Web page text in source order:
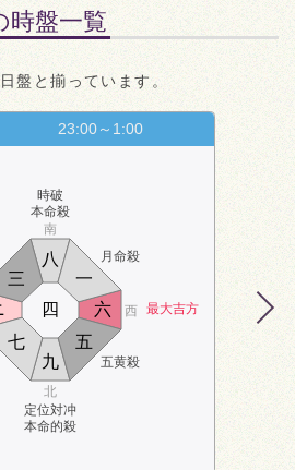
時盤一覧
盤と揃っています。
23:00～1:00
時破
本命殺
月命殺
最大吉方
定位対冲
本命的殺
五黄殺
南
北
西
九
一
三
四
五
六
七
八